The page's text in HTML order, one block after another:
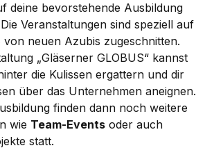
deine bevorstehende Ausbildung
Veranstaltungen sind speziell auf
von neuen Azubis zugeschnitten.
„Gläserner GLOBUS“ kannst
die Kulissen ergattern und dir
über das Unternehmen aneignen.
finden dann noch weitere
wie Team-Events oder auch
statt.